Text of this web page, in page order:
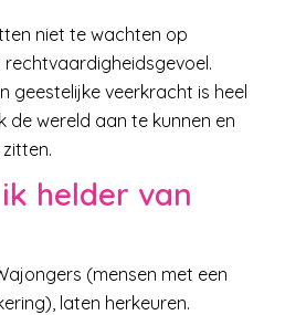
niet te wachten op
rechtvaardigheidsgevoel.
geestelijke veerkracht is heel
de wereld aan te kunnen en
helder van
(mensen met een
laten herkeuren.